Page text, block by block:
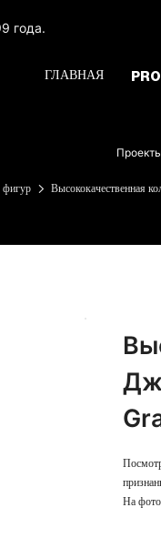
года.
ГЛАВНАЯ
Высококачественная
На